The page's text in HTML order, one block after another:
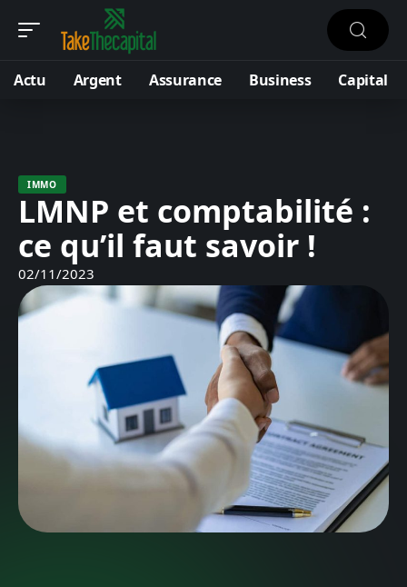
Actu Argent Assurance Business Capital
IMMO
LMNP et comptabilité :
ce qu’il faut savoir !
02/11/2023